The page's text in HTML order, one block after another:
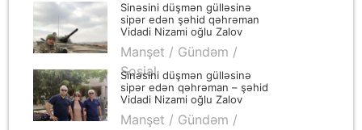
Sinəsini düşmən gülləsinə
sipər edən şəhid qəhrəman
Vidadi Nizami oğlu Zalov
əbədiləşən xatirəsinə...
Manşet / Gündəm /
Sosial
Sinəsini düşmən gülləsinə
sipər edən qəhrəman – şəhid
Vidadi Nizami oğlu Zalov
Manşet / Gündəm /